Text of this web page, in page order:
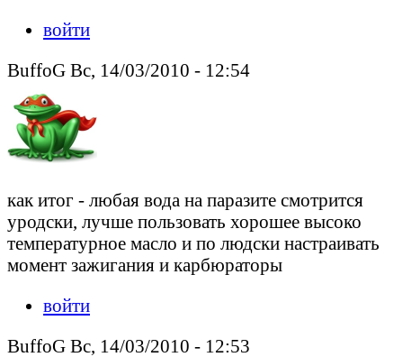
войти
BuffoG Вс, 14/03/2010 - 12:54
как итог - любая вода на паразите смотрится
уродски, лучше пользовать хорошее высоко
температурное масло и по людски настраивать
момент зажигания и карбюраторы
войти
BuffoG Вс, 14/03/2010 - 12:53